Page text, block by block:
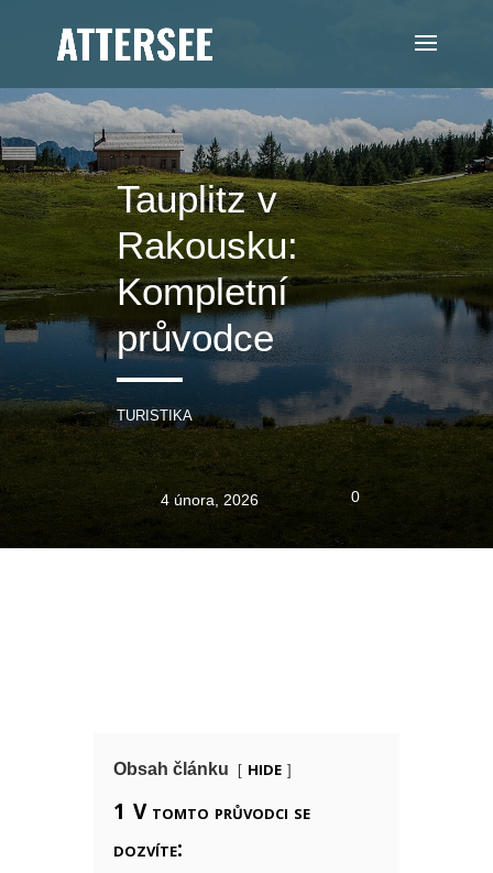
Tauplitz v
Rakousku:
Kompletní
průvodce
TURISTIKA
0
4 února, 2026
Obsah článku
hide
1 V tomto průvodci se
dozvíte: